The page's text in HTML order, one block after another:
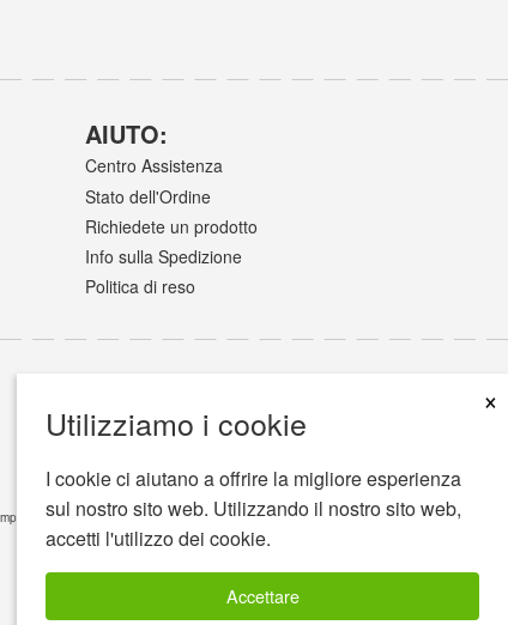
Utilizziamo i cookie
×
I cookie ci aiutano a offrire la migliore esperienza
sul nostro sito web. Utilizzando il nostro sito web,
accetti l'utilizzo dei cookie.
Accettare
AIUTO:
Centro Assistenza
Stato dell'Ordine
Richiedete un prodotto
Info sulla Spedizione
Politica di reso
il vostro medico o altri operatori sanitari qualificati, ponendo domande riguardo la